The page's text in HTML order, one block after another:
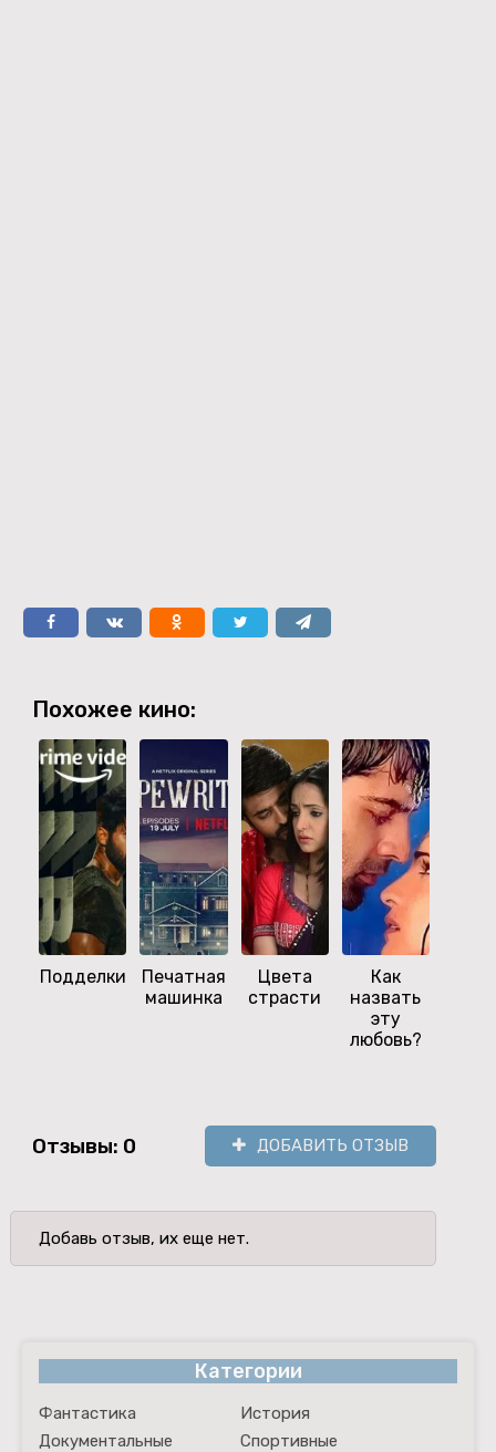
Похожее кино:
Подделки
Печатная
машинка
Цвета
страсти
Как
назвать
эту
любовь?
Отзывы: 0 ДОБАВИТЬ ОТЗЫВ
Добавь отзыв, их еще нет.
Категории
Фантастика
История
Документальные
Спортивные